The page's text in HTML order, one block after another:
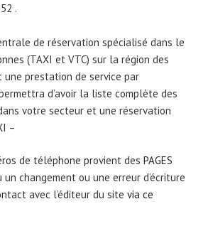
.
de réservation spécialisé dans le
(TAXI et VTC) sur la région des
une prestation de service par
d’avoir la liste complète des
votre secteur et une réservation
–
de téléphone provient des PAGES
un changement ou une erreur d’écriture
avec l’éditeur du site via ce